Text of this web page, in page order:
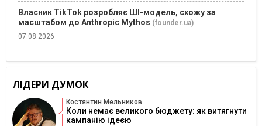
Власник TikTok розробляє ШІ-модель, схожу за
масштабом до Anthropic Mythos (founder.ua)
07.08.2026
ЛІДЕРИ ДУМОК
Костянтин Мельников
Коли немає великого бюджету: як витягнути
кампанію ідеєю